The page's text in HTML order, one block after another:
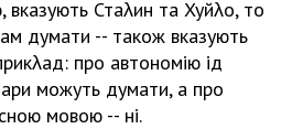
вказують Стаλин та Хуйλо, то
думати -- також вказують
про автономію ѵід
можуть думати, а про
мовою -- ні.